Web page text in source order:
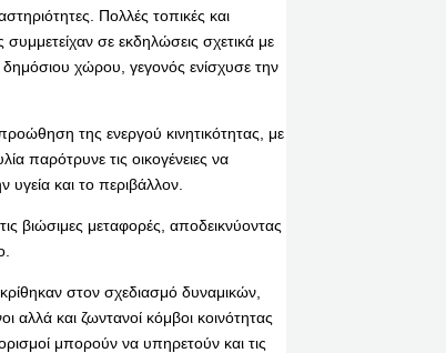
Πολλές τοπικές και
σε εκδηλώσεις σχετικά με
δημόσιου χώρου, γεγονός ενίσχυσε την
της ενεργού κινητικότητας, με
παρότρυνε τις οικογένειες να
και το περιβάλλον.
βιώσιμες μεταφορές, αποδεικνύοντας
στον σχεδιασμό δυναμικών,
και ζωντανοί κόμβοι κοινότητας
μπορούν να υπηρετούν και τις